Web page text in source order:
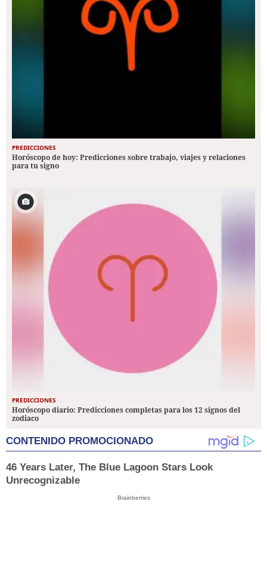
PREDICCIONES
Horóscopo de hoy: Predicciones sobre trabajo, viajes y relaciones
para tu signo
PREDICCIONES
Horóscopo diario: Predicciones completas para los 12 signos del
zodiaco
CONTENIDO PROMOCIONADO
46 Years Later, The Blue Lagoon Stars Look
Unrecognizable
Brainberries